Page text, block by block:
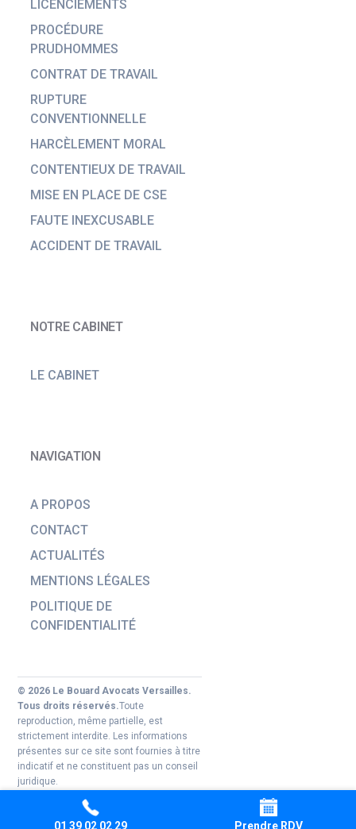
LICENCIEMENTS
PROCÉDURE
PRUDHOMMES
CONTRAT DE TRAVAIL
RUPTURE
CONVENTIONNELLE
HARCÈLEMENT MORAL
CONTENTIEUX DE TRAVAIL
MISE EN PLACE DE CSE
FAUTE INEXCUSABLE
ACCIDENT DE TRAVAIL
NOTRE CABINET
LE CABINET
NAVIGATION
A PROPOS
CONTACT
ACTUALITÉS
MENTIONS LÉGALES
POLITIQUE DE
CONFIDENTIALITÉ
© 2026 Le Bouard Avocats Versailles.
Tous droits réservés.Toute
reproduction, même partielle, est
strictement interdite. Les informations
présentes sur ce site sont fournies à titre
indicatif et ne constituent pas un conseil
juridique.
01 39 02 02 29 Prendre RDV